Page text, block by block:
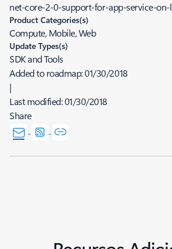
net-core-2-0-support-for-app-service-on-
Product Categories(s)
Compute, Mobile, Web
Update Types(s)
SDK and Tools
Added to roadmap:01/30/2018
|
Last modified:01/30/2018
Share